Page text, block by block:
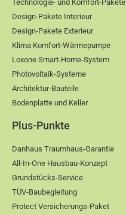
Technologie- und Komfort-Pakete
Design-Pakete Interieur
Design-Pakete Exterieur
Klima Komfort-Wärmepumpe
Loxone Smart-Home-System
Photovoltaik-Systeme
Architektur-Bauteile
Bodenplatte und Keller
Plus-Punkte
Danhaus Traumhaus-Garantie
All-In-One Hausbau-Konzept
Grundstücks-Service
TÜV-Baubegleitung
Protect Versicherungs-Paket